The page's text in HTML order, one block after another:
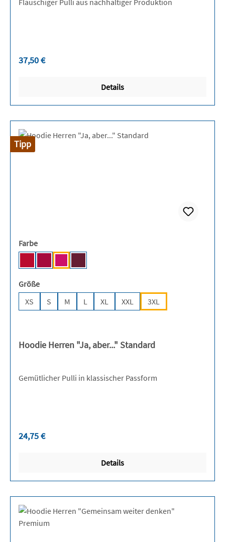
Flauschiger Pulli aus nachhaltiger Produktion
Regulärer Preis:
37,50 €
Details
Tipp
Farbeauswählen
Fire Red [JH]
Red Hot Chilli [JH]
Hot Pink [JH]
Burgundy [JH]
Größeauswählen
XS
S M L XL XXL 3XL
Hoodie Herren "Ja, aber..." Standard
Gemütlicher Pulli in klassischer Passform
Regulärer Preis:
24,75 €
Details